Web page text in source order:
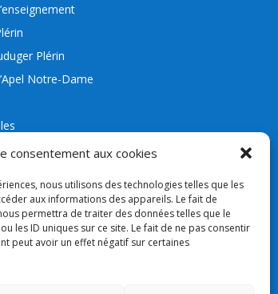
consentement aux cookies
nous utilisons des technologies telles que les
aux informations des appareils. Le fait de
permettra de traiter des données telles que le
les ID uniques sur ce site. Le fait de ne pas consentir
peut avoir un effet négatif sur certaines
Plérin
Notre-Dame